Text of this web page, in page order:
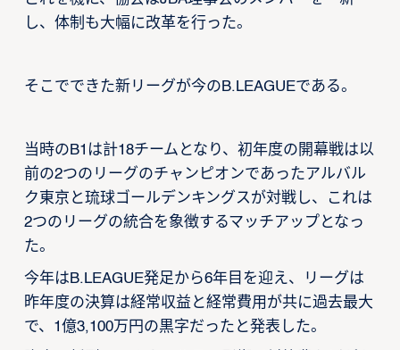
し、体制も大幅に改革を行った。
そこでできた新リーグが今のB.LEAGUEである。
当時のB1は計18チームとなり、初年度の開幕戦は以
前の2つのリーグのチャンピオンであったアルバル
ク東京と琉球ゴールデンキングスが対戦し、これは
2つのリーグの統合を象徴するマッチアップとなっ
た。
今年はB.LEAGUE発足から6年目を迎え、リーグは
昨年度の決算は経常収益と経常費用が共に過去最大
で、1億3,100万円の黒字だったと発表した。